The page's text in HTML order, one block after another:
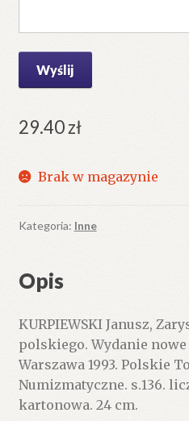
29.40zł
Brak w magazynie
Kategoria: Inne
Opis
KURPIEWSKI Janusz,
polskiego. Wydanie
Warszawa 1993. Polskie
Numizmatyczne. s.136.
kartonowa. 24 cm.